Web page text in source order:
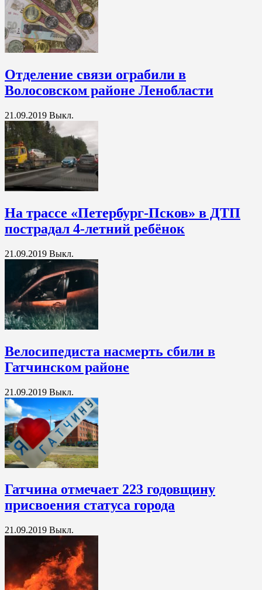
Отделение связи ограбили в
Волосовском районе Ленобласти
21.09.2019 Выкл.
На трассе «Петербург-Псков» в ДТП
пострадал 4-летний ребёнок
21.09.2019 Выкл.
Велосипедиста насмерть сбили в
Гатчинском районе
21.09.2019 Выкл.
Гатчина отмечает 223 годовщину
присвоения статуса города
21.09.2019 Выкл.